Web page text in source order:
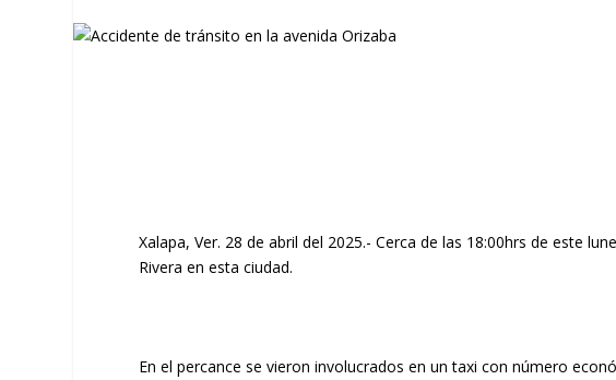
Xalapa, Ver. 28 de abril del 2025.- Cerca de las 18:00hrs de este
Rivera en esta ciudad.
En el percance se vieron involucrados en un taxi con número